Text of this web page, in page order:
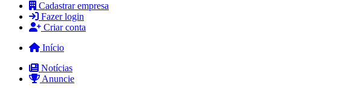
Cadastrar empresa
Fazer login
Criar conta
Início
Notícias
Anuncie